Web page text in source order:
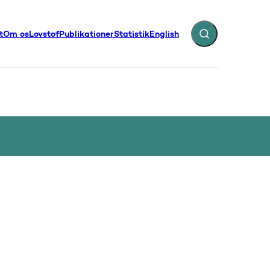
Om osLovstofPublikationerStatistikEnglish Fold søgefelt ud
- Flere links